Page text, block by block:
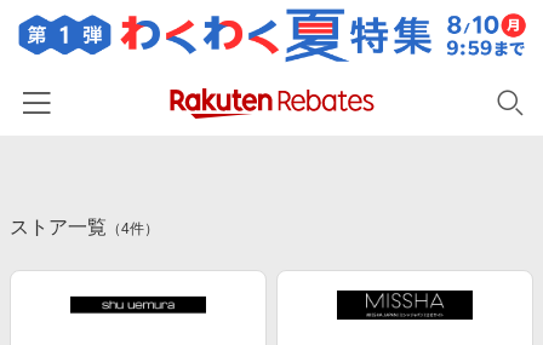
カテゴリー一覧
百貨店・総合ECモール
ファッション・インナー・小物
ストア一覧 （4件）